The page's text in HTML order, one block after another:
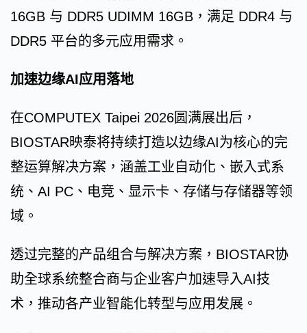
16GB 与 DDR5 UDIMM 16GB，满足 DDR4 与
DDR5 平台的多元应用需求。
加速边缘AI应用落地
在COMPUTEX Taipei 2026圆满展出后，
BIOSTAR映泰将持续打造以边缘AI为核心的完
整运算解决方案，涵盖工业自动化、嵌入式系
统、AI PC、电竞、显示卡、存储与存储器等领
域。
透过完整的产品组合与解决方案，BIOSTAR协
助全球系统整合商与企业客户加速导入AI技
术，推动各产业智能化转型与应用发展。